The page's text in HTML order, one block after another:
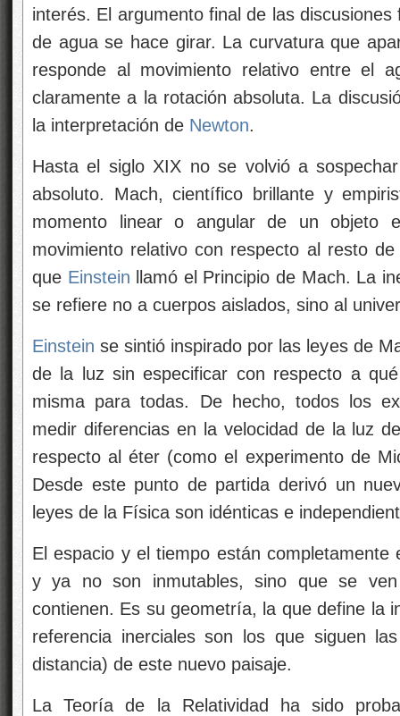
interés. El argumento final de las
de agua se hace girar. La curvatura que
responde al movimiento relativo entre el
claramente a la rotación absoluta. La
la interpretación de Newton.
Hasta el siglo XIX no se volvió a
absoluto. Mach, científico brillante y
momento linear o angular de un objeto
movimiento relativo con respecto al resto
que Einstein llamó el Principio de Mach. La
se refiere no a cuerpos aislados, sino al
Einstein se sintió inspirado por las leyes de
de la luz sin especificar con respecto a
misma para todas. De hecho, todos los
medir diferencias en la velocidad de la luz
respecto al éter (como el experimento de
Desde este punto de partida derivó un
leyes de la Física son idénticas e
El espacio y el tiempo están completamente
y ya no son inmutables, sino que se
contienen. Es su geometría, la que define la
referencia inerciales son los que siguen
distancia) de este nuevo paisaje.
La Teoría de la Relatividad ha sido